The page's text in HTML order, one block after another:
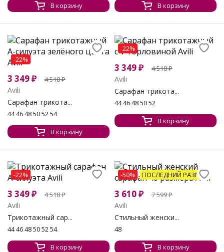
В корзину
В корзину
-22%
3 349₽ 4 518₽
Avili
Сарафан трикота...
44 46 48 50 52 54
В корзину
-22%
3 349₽ 4 518₽
Avili
Сарафан трикота...
44 46 48 50 52
В корзину
-22%
3 349₽ 4 518₽
Avili
Трикотажный сар...
44 46 48 50 52 54
В корзину
-50% ПОСЛЕДНИЙ РАЗМЕР
3 610₽ 7 599₽
Avili
Стильный женски...
48
В корзину